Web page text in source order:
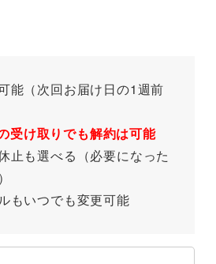
能（次回お届け日の1週前
受け取りでも解約は可能
止も選べる（必要になった
もいつでも変更可能